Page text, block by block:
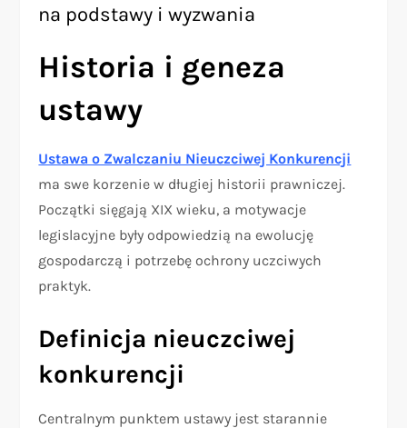
na podstawy i wyzwania
Historia i geneza
ustawy
Ustawa o Zwalczaniu Nieuczciwej Konkurencji
ma swe korzenie w długiej historii prawniczej.
Początki sięgają XIX wieku, a motywacje
legislacyjne były odpowiedzią na ewolucję
gospodarczą i potrzebę ochrony uczciwych
praktyk.
Definicja nieuczciwej
konkurencji
Centralnym punktem ustawy jest starannie